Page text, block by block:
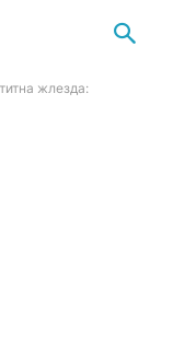
жлезда: